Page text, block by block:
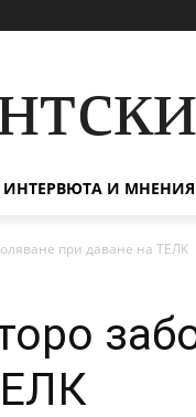
ИНТЕРВЮТА И МНЕНИЯ
при даване на ТЕЛК